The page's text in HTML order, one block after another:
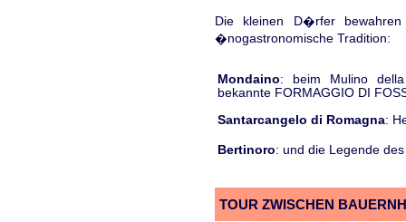
Die kleinen D�rfer
�nogastronomische Tradition:
Mondaino: beim Mulino
bekannte FORMAGGIO DI
Santarcangelo di Romagna:
Bertinoro: und die Legende
TOUR ZWISCHEN